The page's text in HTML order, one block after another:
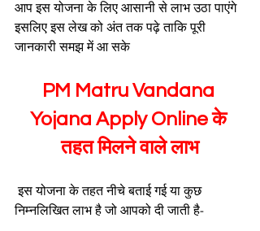
आप इस योजना के लिए आसानी से लाभ उठा पाएंगे
इसलिए इस लेख को अंत तक पढ़े ताकि पूरी
जानकारी समझ में आ सके
PM Matru Vandana
Yojana Apply Online के
तहत मिलने वाले लाभ
इस योजना के तहत नीचे बताई गई या कुछ
निम्नलिखित लाभ है जो आपको दी जाती है-